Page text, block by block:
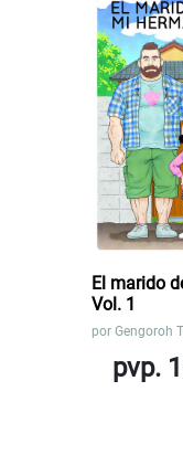
El marido
Vol. 1
por Gengoroh
pvp.